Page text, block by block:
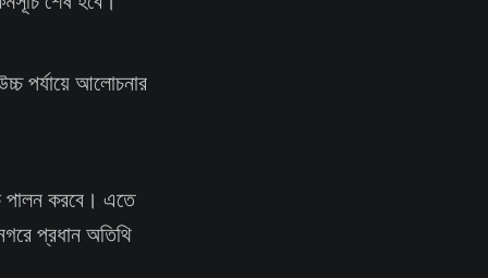
পর্যায়ে আলোচনার
পালন করবে। এতে
প্রধান অতিথি